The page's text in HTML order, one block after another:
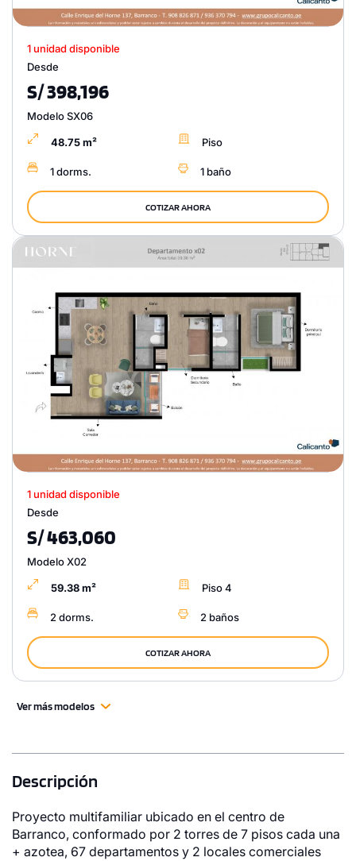
1 unidad disponible
Desde
S/ 398,196
Modelo SX06
48.75 m² Piso
1 dorms. 1 baño
COTIZAR AHORA
1 unidad disponible
Desde
S/ 463,060
Modelo X02
59.38 m² Piso 4
2 dorms. 2 baños
COTIZAR AHORA
Ver más modelos
Descripción
Proyecto multifamiliar ubicado en el centro de
Barranco, conformado por 2 torres de 7 pisos cada una
+ azotea, 67 departamentos y 2 locales comerciales